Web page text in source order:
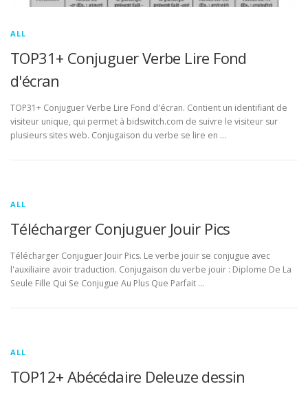
ALL
TOP31+ Conjuguer Verbe Lire Fond
d'écran
TOP31+ Conjuguer Verbe Lire Fond d'écran. Contient un identifiant de
visiteur unique, qui permet à bidswitch.com de suivre le visiteur sur
plusieurs sites web. Conjugaison du verbe se lire en …
ALL
Télécharger Conjuguer Jouir Pics
Télécharger Conjuguer Jouir Pics. Le verbe jouir se conjugue avec
l'auxiliaire avoir traduction. Conjugaison du verbe jouir : Diplome De La
Seule Fille Qui Se Conjugue Au Plus Que Parfait …
ALL
TOP12+ Abécédaire Deleuze dessin